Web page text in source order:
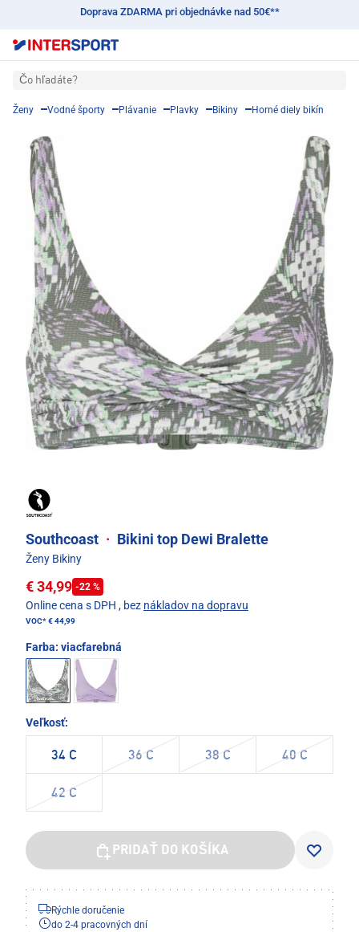
Doprava ZDARMA pri objednávke nad 50€**
Čo hľadáte?
Ženy Vodné športy Plávanie Plavky Bikiny Horné diely bikín
Southcoast · Bikini top Dewi Bralette
Ženy Bikiny
€ 34,99 -22 %
Online cena s DPH , bez nákladov na dopravu
VOC*€ 44,99
Farba: viacfarebná
Veľkosť:
34 C 36 C 38 C 40 C
42 C
PRIDAŤ DO KOŠÍKA
Rýchle doručenie
do 2-4 pracovných dní